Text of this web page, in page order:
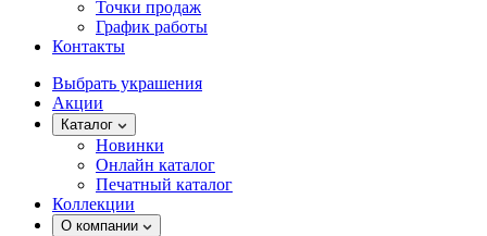
Точки продаж
График работы
Контакты
Выбрать украшения
Акции
Каталог
Новинки
Онлайн каталог
Печатный каталог
Коллекции
О компании